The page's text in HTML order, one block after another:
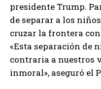
presidente Trump.
de separar a los
cruzar la frontera
«Esta separación de
contraria a nuestros
inmoral», aseguró el